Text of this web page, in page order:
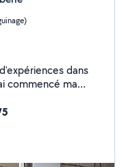
dans
bains. Je suis une